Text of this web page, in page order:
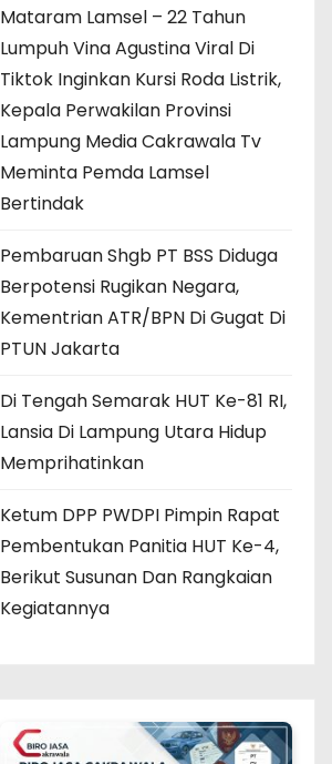
Mataram Lamsel – 22 Tahun
Lumpuh Vina Agustina Viral Di
Tiktok Inginkan Kursi Roda Listrik,
Kepala Perwakilan Provinsi
Lampung Media Cakrawala Tv
Meminta Pemda Lamsel
Bertindak
Pembaruan Shgb PT BSS Diduga
Berpotensi Rugikan Negara,
Kementrian ATR/BPN Di Gugat Di
PTUN Jakarta
Di Tengah Semarak HUT Ke-81 RI,
Lansia Di Lampung Utara Hidup
Memprihatinkan
Ketum DPP PWDPI Pimpin Rapat
Pembentukan Panitia HUT Ke-4,
Berikut Susunan Dan Rangkaian
Kegiatannya